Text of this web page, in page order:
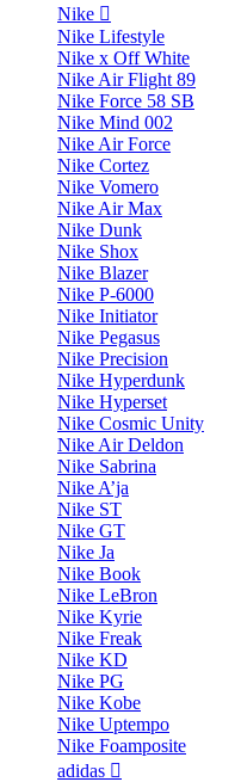
Nike
Nike Lifestyle
Nike x Off White
Nike Air Flight 89
Nike Force 58 SB
Nike Mind 002
Nike Air Force
Nike Cortez
Nike Vomero
Nike Air Max
Nike Dunk
Nike Shox
Nike Blazer
Nike P-6000
Nike Initiator
Nike Pegasus
Nike Precision
Nike Hyperdunk
Nike Hyperset
Nike Cosmic Unity
Nike Air Deldon
Nike Sabrina
Nike A’ja
Nike ST
Nike GT
Nike Ja
Nike Book
Nike LeBron
Nike Kyrie
Nike Freak
Nike KD
Nike PG
Nike Kobe
Nike Uptempo
Nike Foamposite
adidas